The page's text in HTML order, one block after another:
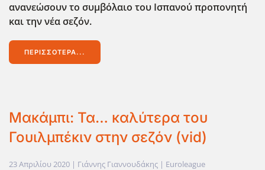
ανανεώσουν το συμβόλαιο του Ισπανού προπονητή
και την νέα σεζόν.
ΠΕΡΙΣΣΌΤΕΡΑ...
Μακάμπι: Τα… καλύτερα του
Γουιλμπέκιν στην σεζόν (vid)
23 Απριλίου 2020 | Γιάννης Γιαννουδάκης | Euroleague